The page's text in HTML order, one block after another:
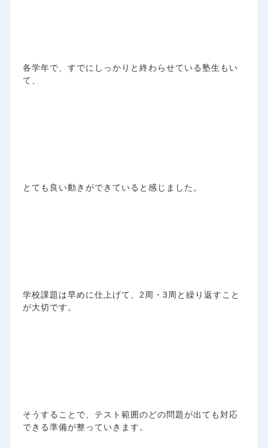
各学年で、すでにしっかりと終わらせている塾生もい
て、
とても良い動きができていると感じました。
学校課題は早めに仕上げて、2周・3周と繰り返すこと
が大切です。
そうすることで、テスト範囲のどの問題が出ても対応
できる準備が整っていきます。